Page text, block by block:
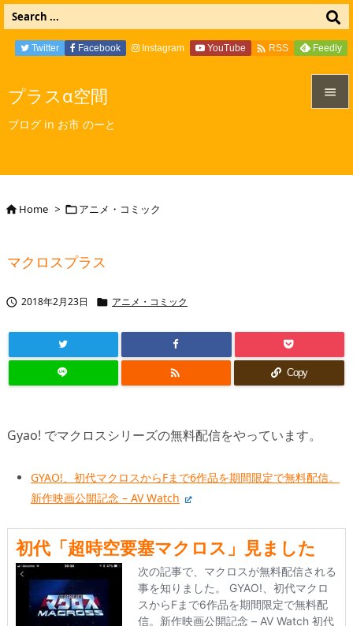
プラスα空間
ブログ in お市 のーと

Twitter Facebook Instagram YouTube  RSS Feedly
Home > アニメ・コミック
マクロスプラス
 2018年2月23日  アニメ・コミック
 Copy
Gyao! でマクロスシリーズの無料配信をやっています。
GYAO!、初代マクロスからFまで6作品を期間限定で無料配信。
新作映画公開記念 – AV Watch